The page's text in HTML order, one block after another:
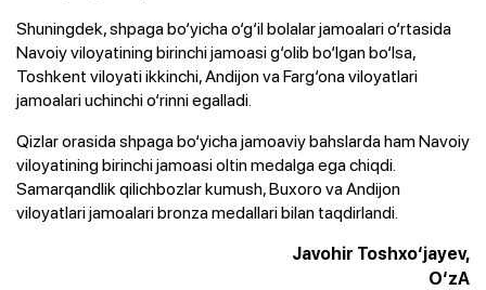
Shuningdek, shpaga bo‘yicha o‘g‘il bolalar jamoalari o‘rtasida
Navoiy viloyatining birinchi jamoasi g‘olib bo‘lgan bo‘lsa,
Toshkent viloyati ikkinchi, Andijon va Farg‘ona viloyatlari
jamoalari uchinchi o‘rinni egalladi.
Qizlar orasida shpaga bo‘yicha jamoaviy bahslarda ham Navoiy
viloyatining birinchi jamoasi oltin medalga ega chiqdi.
Samarqandlik qilichbozlar kumush, Buxoro va Andijon
viloyatlari jamoalari bronza medallari bilan taqdirlandi.
Javohir Toshxo‘jayev,
O‘zA